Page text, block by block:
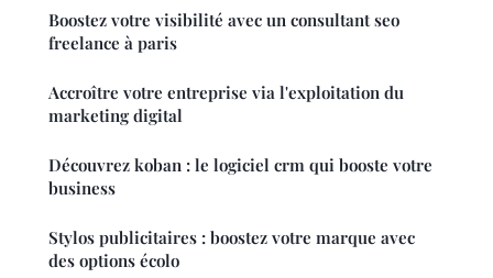
Boostez votre visibilité avec un consultant seo
freelance à paris
Accroître votre entreprise via l'exploitation du
marketing digital
Découvrez koban : le logiciel crm qui booste votre
business
Stylos publicitaires : boostez votre marque avec
des options écolo